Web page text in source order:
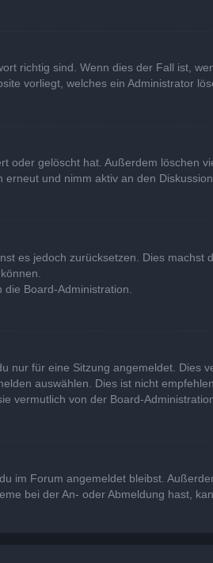
richtig sind. Wenn dies der Fall ist,
vorliegt, welches ein Administrator
gelöscht hat. Außerdem löschen
und nimm aktiv an den
es jedoch zurücksetzen. Dies
Board-Administration.
nur für eine Sitzung angemeldet. Dies
auswählen. Dies ist nicht
vermutlich von der Board-
im Forum angemeldet bleibst.
bei der An- oder Abmeldung hast,